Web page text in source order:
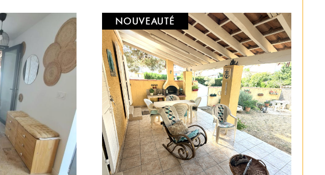
expérience pour vous faire réaliser votre projet et pour vous
décharger de l'ensemble des formalités.
Contactez l'AGENCE 13 IMMOBILIER à Miramas.
LA LOCATION
Charlène FERRARIS
au sein de l’agence depuis 2019 et
diplômée d’un BTS Professions Immobilières gèrele service
Location
NOUVEAUTÉ